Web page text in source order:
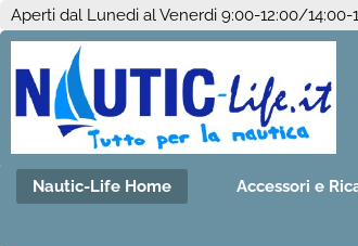
Aperti dal Lunedi al Venerdi 9:00-12:00/14:00-
Nautic-Life Home Accessori e